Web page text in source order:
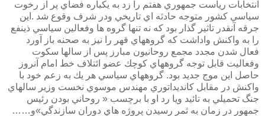
انتخابات رياست جمهوري هفتم را زد به يكباره فضاي پر از رخوت
سياسي كشور متوجه حادثه اي تاريخي ودر شرف وقوع شد .اين
جرقه آنقدر تاثير گذار بود كه نه تنها گروه ها وفعالين سياسي ذينفع
را به واكنش واداشت كه گروههاي قهر را نيز به صحنه باز آورد
فعال شدن مجدد مجمع روحانيون مبارز پس از سالها سكوت
وفعاليت قابل توجه گروههاي كوچك عضو ائتلاف خط امام آنروز
حاصل اين موج جديد بود. گروههاي سياسي هر يك به زعم خود با
واكنش در مقابل كانديداتوري مهندس موسوي نخست وزير سالهاي
جنگ تحميلي به تائيد ويا رد او با برچسب « روحاني بودن رئيس
جمهور در زمان به ثمر رسيدن پروژه هاي دوران سازندگي»و……